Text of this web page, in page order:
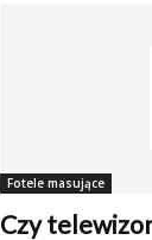
Fotele masujące
Czy